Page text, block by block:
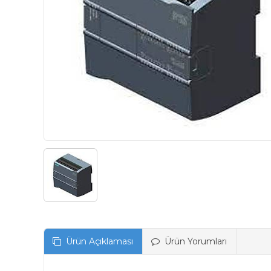
Ürün Açıklaması Ürün Yorumları